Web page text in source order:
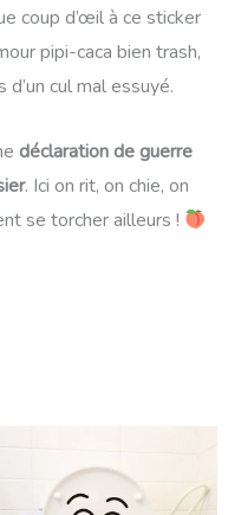
coup d’œil à ce sticker
pipi-caca bien trash,
cul mal essuyé.
déclaration de guerre
. Ici on rit, on chie, on
se torcher ailleurs !